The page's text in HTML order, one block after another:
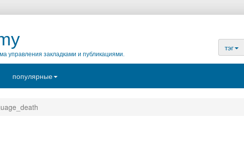
управления закладками и публикациями.
тэг
популярные